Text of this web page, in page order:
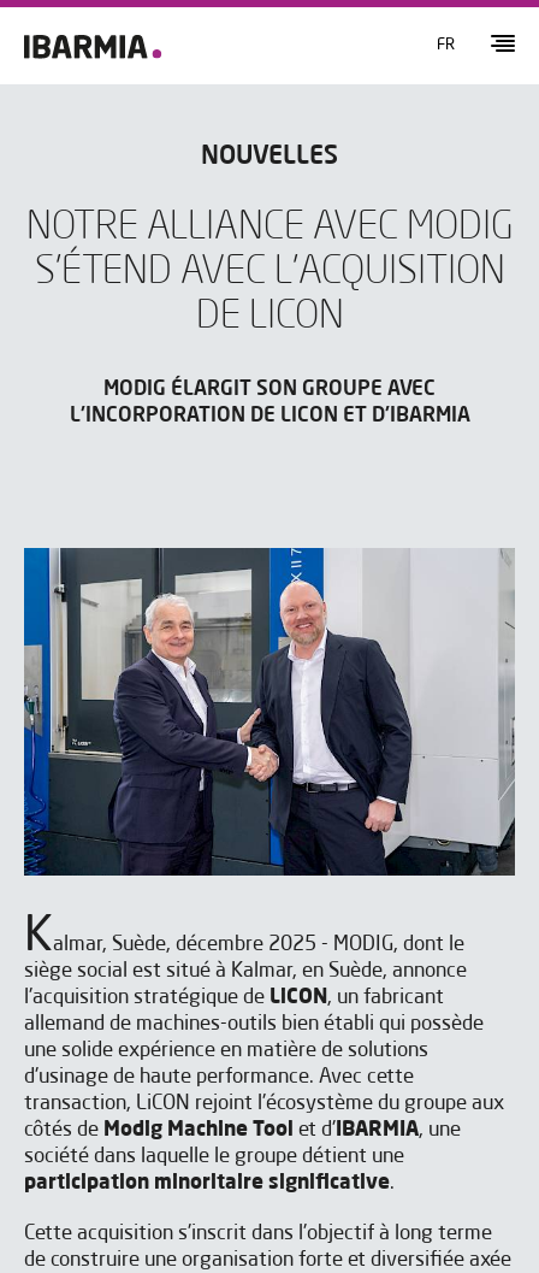
FR
NOUVELLES
NOTRE ALLIANCE AVEC MODIG
S'ÉTEND AVEC L'ACQUISITION
DE LICON
MODIG ÉLARGIT SON GROUPE AVEC
L'INCORPORATION DE LICON ET D'IBARMIA
Kalmar, Suède, décembre 2025 - MODIG, dont le
siège social est situé à Kalmar, en Suède, annonce
l'acquisition stratégique de LiCON , un fabricant
allemand de machines-outils bien établi qui possède
une solide expérience en matière de solutions
d'usinage de haute performance. Avec cette
transaction, LiCON rejoint l'écosystème du groupe aux
côtés de Modig Machine Tool et d' IBARMIA, une
société dans laquelle le groupe détient une
participation minoritaire significative.
Cette acquisition s'inscrit dans l'objectif à long terme
de construire une organisation forte et diversifiée axée